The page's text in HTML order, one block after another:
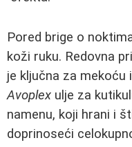
Pored brige o
koži ruku. Redovna
je ključna za mekoću i
Avoplex ulje za
namenu, koji hrani i
doprinoseći